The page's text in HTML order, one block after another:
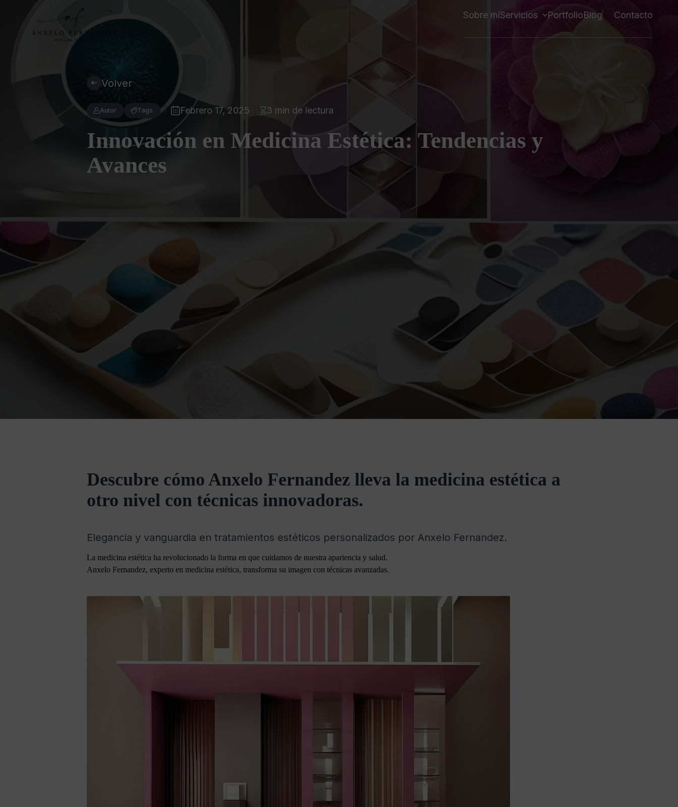
Sobre míServicios PortfolioBlog Contacto
Volver
Autor Tags Febrero 17, 2025 3 min de lectura
Innovación en Medicina Estética: Tendencias y
Avances
Descubre cómo Anxelo Fernandez lleva la medicina estética a
otro nivel con técnicas innovadoras.
Elegancia y vanguardia en tratamientos estéticos personalizados por Anxelo Fernandez.
La medicina estética ha revolucionado la forma en que cuidamos de nuestra apariencia y salud.
Anxelo Fernandez, experto en medicina estética, transforma su imagen con técnicas avanzadas.